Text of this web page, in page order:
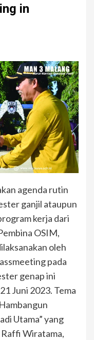
in
agenda rutin
ganjil ataupun
kerja dari
OSIM,
oleh
pada
genap ini
Juni 2023. Tema
Utama” yang
Wiratama,